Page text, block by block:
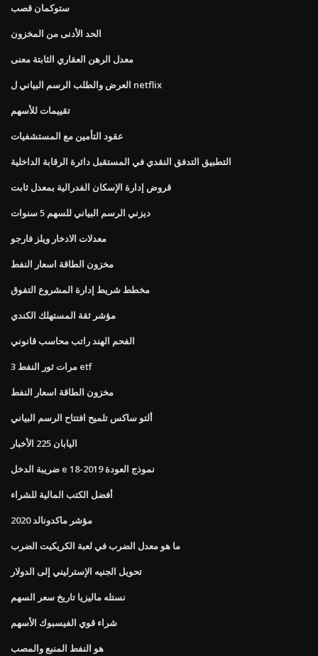
ستوكمان قصب
الحد الأدنى من المخزون
معدل الرهن العقاري الثابتة معنى
العرض والطلب الرسم البياني ل netflix
تقييمات للأسهم
عقود التأمين مع المستشفيات
التطبيق التدفق النقدي في المستقبل دائرة الرقابة الداخلية
قروض إدارة الإسكان الفدرالية بمعدل ثابت
ديزني الرسم البياني للسهم 5 سنوات
معدلات الادخار ويلز فارجو
مخزون الطاقة اسعار النفط
مخطط شريط إدارة المشروع التفوق
مؤشر ثقة المستهلك الكندي
الفحم الهند راتب محاسب قانوني
3 مرات ثور النفط etf
مخزون الطاقة اسعار النفط
ألتو ساكس تلميح افتتاح الرسم البياني
اليابان 225 الأخبار
ضريبة الدخل e نموذج العودة 2019-18
أفضل الكتب المالية للشراء
مؤشر ماكدونالد 2020
ما هو معدل الضرب في لعبة الكريكيت الضرب
تحويل الجنيه الإسترليني إلى الدولار
نستله ماليزيا تاريخ سعر السهم
شراء قوي الفيسبوك الأسهم
هو النفط المنبع والمصب